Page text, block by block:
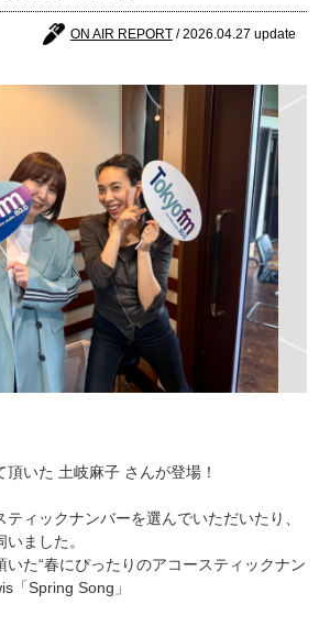
ON AIR REPORT/ 2026.04.27 update
いた 土岐麻子 さんが登場！
ィックナンバーを選んでいただいたり、
ました。
いた“春にぴったりのアコースティックナン
「Spring Song」